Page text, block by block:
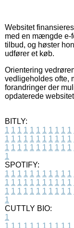
Websitet
med en mængde e-
tilbud, og høster
udfører et køb.
Orientering
vedligeholdes ofte,
forandringer der
opdaterede
BITLY:
1 1 1 1 1 1 1 1 1 1 1
1 1 1 1 1 1 1 1 1 1 1
1 1 1 1 1 1 1 1 1 1 1
1
SPOTIFY:
1 1 1 1 1 1 1 1 1 1 1
1 1 1 1 1 1 1 1 1 1 1
1 1 1 1 1 1 1 1 1 1 1
1
CUTTLY BIO:
1
1 1 1 1 1 1 1 1 1 1 1